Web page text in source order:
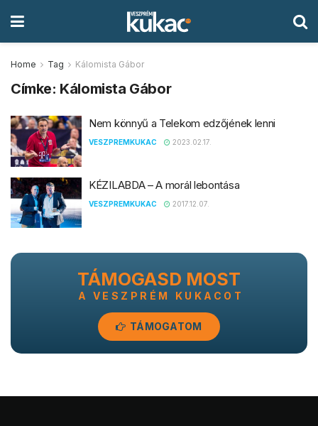
Home Tag Kálomista Gábor
Címke: Kálomista Gábor
Nem könnyű a Telekom edzőjének lenni
VESZPREMKUKAC 2023.02.17.
KÉZILABDA – A morál lebontása
VESZPREMKUKAC 2017.12.07.
TÁMOGASD MOST
A VESZPRÉM KUKACOT
TÁMOGATOM